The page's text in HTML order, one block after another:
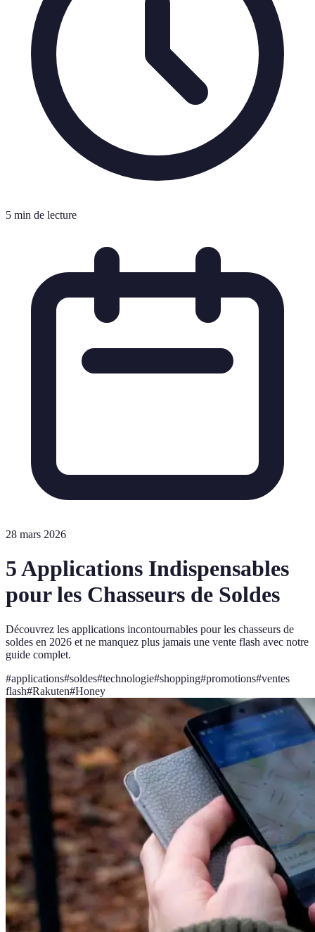
5 min de lecture
28 mars 2026
5 Applications Indispensables
pour les Chasseurs de Soldes
Découvrez les applications incontournables pour les chasseurs de
soldes en 2026 et ne manquez plus jamais une vente flash avec notre
guide complet.
#applications#soldes#technologie#shopping#promotions#ventes
flash#Rakuten#Honey